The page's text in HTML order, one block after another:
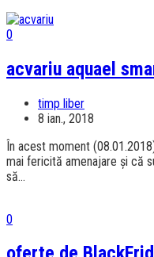
0
acvariu aquael
timp liber
8 ian., 2018
În acest moment
mai fericită amenajare și că
să...
0